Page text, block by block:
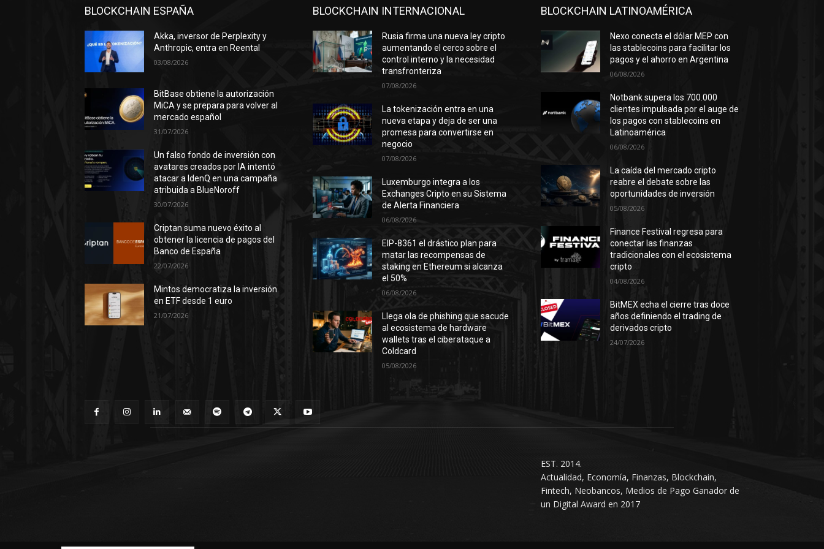
BLOCKCHAIN ESPAÑA
Akka, inversor de Perplexity y
Anthropic, entra en Reental
03/08/2026
BitBase obtiene la autorización
MiCA y se prepara para volver al
mercado español
31/07/2026
Un falso fondo de inversión con
avatares creados por IA intentó
atacar a IdenQ en una campaña
atribuida a BlueNoroff
30/07/2026
Criptan suma nuevo éxito al
obtener la licencia de pagos del
Banco de España
22/07/2026
Mintos democratiza la inversión
en ETF desde 1 euro
21/07/2026
BLOCKCHAIN INTERNACIONAL
Rusia firma una nueva ley cripto
aumentando el cerco sobre el
control interno y la necesidad
transfronteriza
07/08/2026
La tokenización entra en una
nueva etapa y deja de ser una
promesa para convertirse en
negocio
07/08/2026
Luxemburgo integra a los
Exchanges Cripto en su Sistema
de Alerta Financiera
06/08/2026
EIP-8361 el drástico plan para
matar las recompensas de
staking en Ethereum si alcanza
el 50%
06/08/2026
Llega ola de phishing que sacude
al ecosistema de hardware
wallets tras el ciberataque a
Coldcard
05/08/2026
BLOCKCHAIN LATINOAMÉRICA
Nexo conecta el dólar MEP con
las stablecoins para facilitar los
pagos y el ahorro en Argentina
06/08/2026
Notbank supera los 700.000
clientes impulsada por el auge de
los pagos con stablecoins en
Latinoamérica
06/08/2026
La caída del mercado cripto
reabre el debate sobre las
oportunidades de inversión
05/08/2026
Finance Festival regresa para
conectar las finanzas
tradicionales con el ecosistema
cripto
04/08/2026
BitMEX echa el cierre tras doce
años definiendo el trading de
derivados cripto
24/07/2026
EST. 2014.
Actualidad, Economía, Finanzas, Blockchain,
Fintech, Neobancos, Medios de Pago Ganador de
un Digital Award en 2017